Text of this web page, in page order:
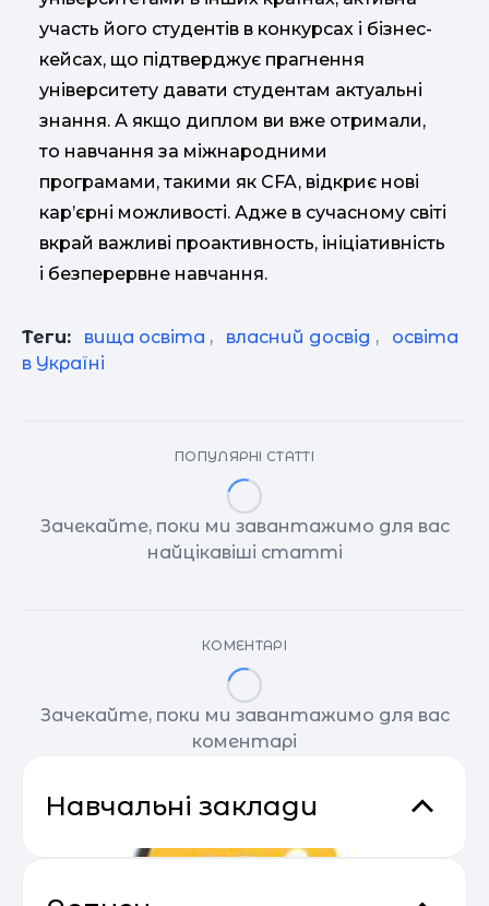
участь його студентів в конкурсах і бізнес-
кейсах, що підтверджує прагнення
університету давати студентам актуальні
знання. А якщо диплом ви вже отримали,
то навчання за міжнародними
програмами, такими як CFA, відкриє нові
кар’єрні можливості. Адже в сучасному світі
вкрай важливі проактивность, ініціативність
і безперервне навчання.
Теги: вища освіта , власний досвід ,
освіта
в Україні
ПОПУЛЯРНІ СТАТТІ
Зачекайте, поки ми завантажимо для вас
найцікавіші статті
КОМЕНТАРІ
Зачекайте, поки ми завантажимо для вас
коментарі
Навчальні заклади